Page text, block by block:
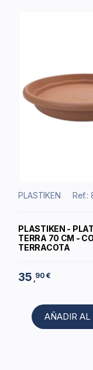
PLASTIKEN Ref.:
PLASTIKEN -
TERRA 70 CM -
TERRACOTA
35 ,90 €
AÑADIR AL